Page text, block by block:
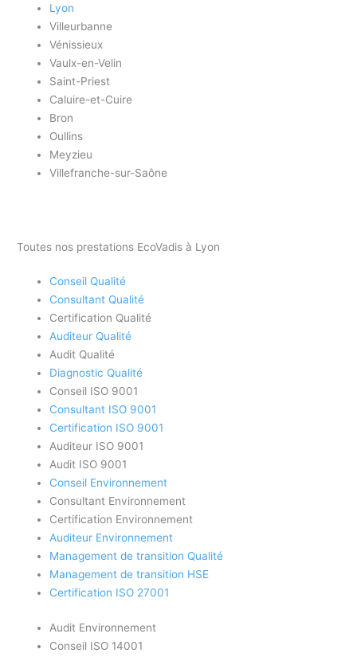
Lyon
Villeurbanne
Vénissieux
Vaulx-en-Velin
Saint-Priest
Caluire-et-Cuire
Bron
Oullins
Meyzieu
Villefranche-sur-Saône
Toutes nos prestations EcoVadis à Lyon
Conseil Qualité
Consultant Qualité
Certification Qualité
Auditeur Qualité
Audit Qualité
Diagnostic Qualité
Conseil ISO 9001
Consultant ISO 9001
Certification ISO 9001
Auditeur ISO 9001
Audit ISO 9001
Conseil Environnement
Consultant Environnement
Certification Environnement
Auditeur Environnement
Management de transition Qualité
Management de transition HSE
Certification ISO 27001
Audit Environnement
Conseil ISO 14001